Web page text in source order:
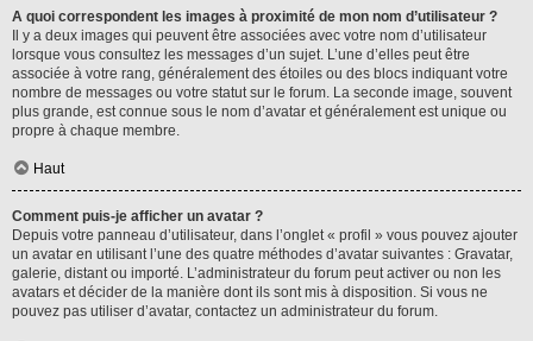
A quoi correspondent les images à proximité de mon nom d’utilisateur ?
Il y a deux images qui peuvent être associées avec votre nom d’utilisateur
lorsque vous consultez les messages d’un sujet. L’une d’elles peut être
associée à votre rang, généralement des étoiles ou des blocs indiquant votre
nombre de messages ou votre statut sur le forum. La seconde image, souvent
plus grande, est connue sous le nom d’avatar et généralement est unique ou
propre à chaque membre.
Haut
Comment puis-je afficher un avatar ?
Depuis votre panneau d’utilisateur, dans l’onglet « profil » vous pouvez ajouter
un avatar en utilisant l’une des quatre méthodes d’avatar suivantes : Gravatar,
galerie, distant ou importé. L’administrateur du forum peut activer ou non les
avatars et décider de la manière dont ils sont mis à disposition. Si vous ne
pouvez pas utiliser d’avatar, contactez un administrateur du forum.